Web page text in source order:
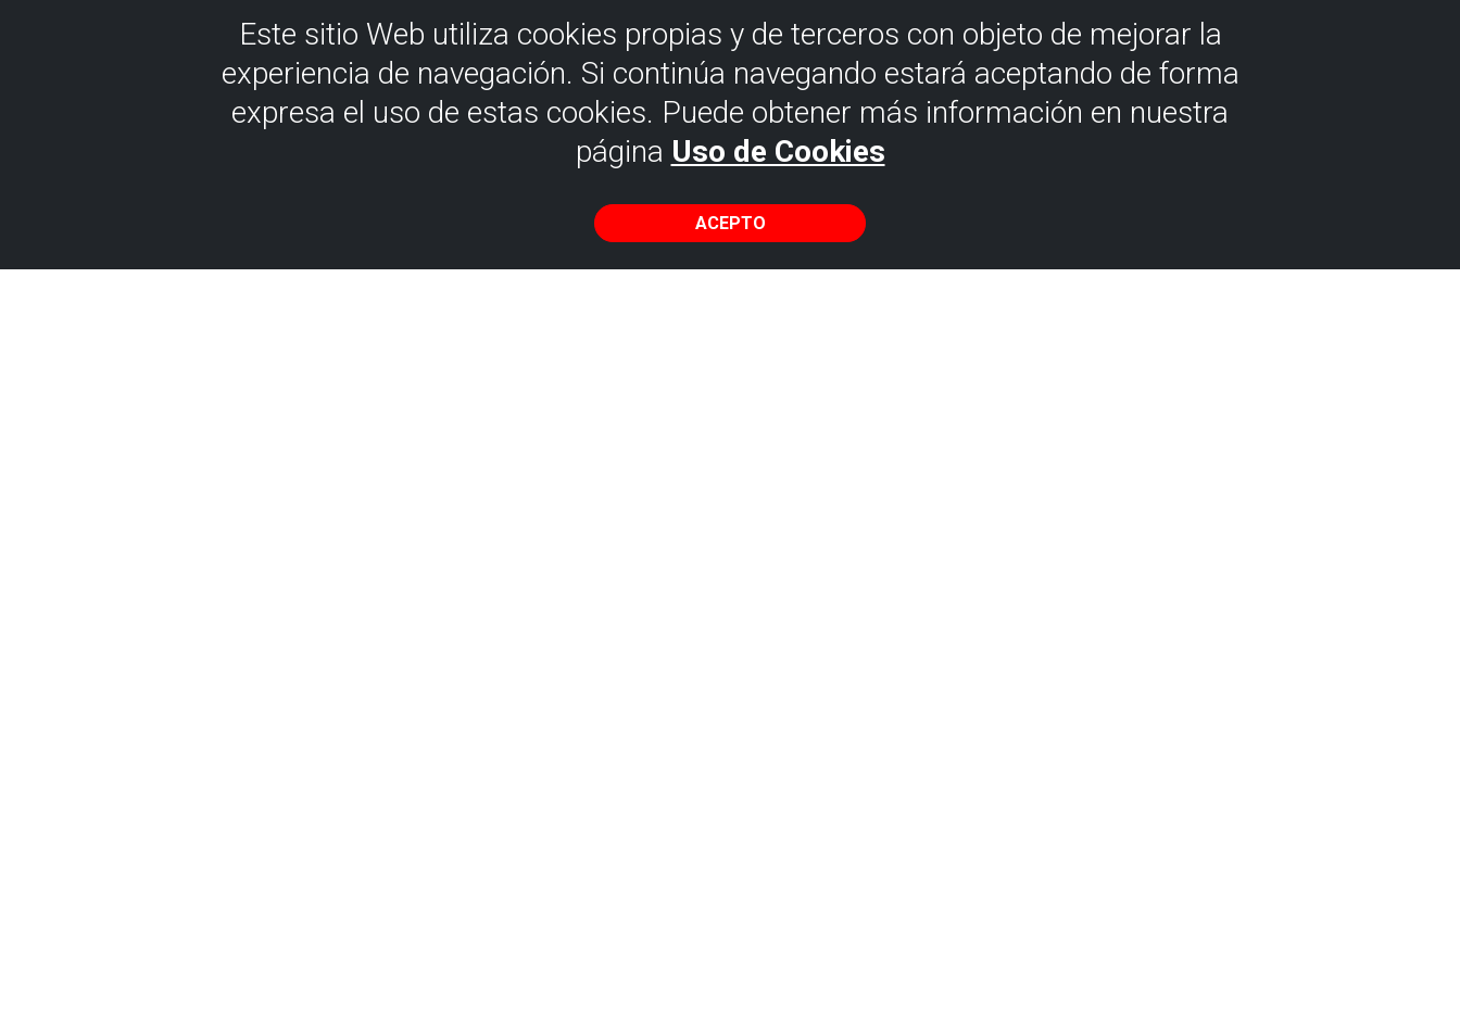
Este sitio Web utiliza cookies propias y de terceros con objeto de mejorar la
experiencia de navegación. Si continúa navegando estará aceptando de forma
expresa el uso de estas cookies. Puede obtener más información en nuestra
página Uso de Cookies
ACEPTO